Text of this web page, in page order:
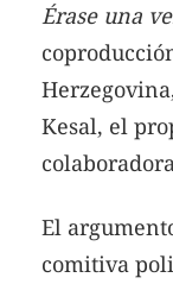
Érase una
Kesal, el
El
comitiva